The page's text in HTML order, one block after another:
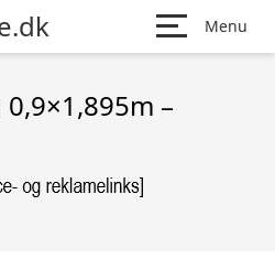
Menu
–